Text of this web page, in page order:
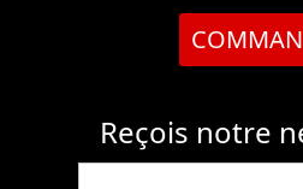
Reçois notre